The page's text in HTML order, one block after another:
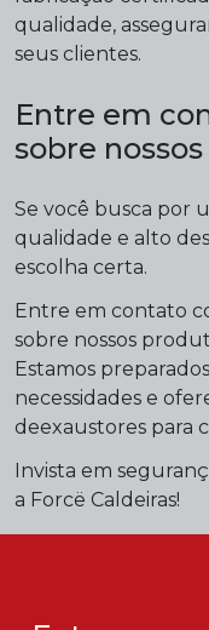
qualidade,
seus clientes.
Entre em
sobre
Se você busca por
qualidade e alto
escolha certa.
Entre em contato
sobre nossos
Estamos
necessidades e
deexaustores para
Invista em
a Forcë Caldeiras!